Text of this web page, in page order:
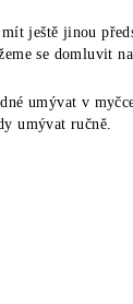
ještě jinou
se domluvit
umývat v
umývat ručně.